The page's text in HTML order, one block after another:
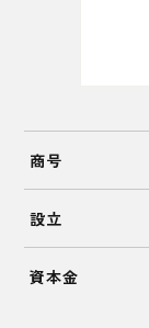
商号
設立
資本金